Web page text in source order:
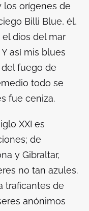
los orígenes de
Billi Blue, él,
dios del mar
así mis blues
fuego de
todo se
fue ceniza.
XXI es
de
y Gibraltar,
no tan azules.
traficantes de
anónimos